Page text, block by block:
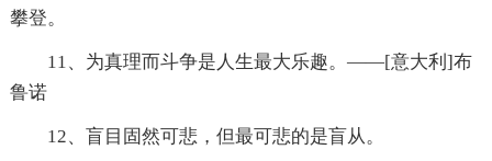
攀登。
11、为真理而斗争是人生最大乐趣。——[意大利]布
鲁诺
12、盲目固然可悲，但最可悲的是盲从。